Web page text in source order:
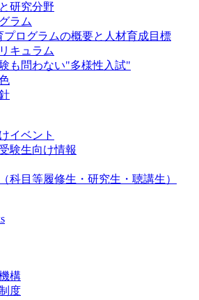
研究分野
ラム
プログラムの概要と人材育成目標
キュラム
も問わない"多様性入試"
イベント
験生向け情報
科目等履修生・研究生・聴講生）
構
度